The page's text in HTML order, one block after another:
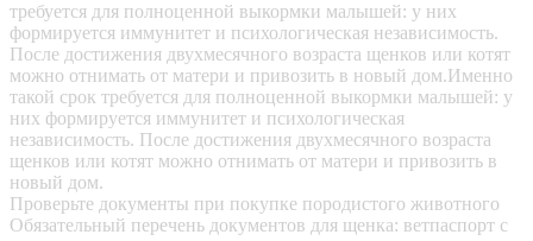
требуется для полноценной выкормки малышей: у них
формируется иммунитет и психологическая независимость.
После достижения двухмесячного возраста щенков или котят
можно отнимать от матери и привозить в новый дом.Именно
такой срок требуется для полноценной выкормки малышей: у
них формируется иммунитет и психологическая
независимость. После достижения двухмесячного возраста
щенков или котят можно отнимать от матери и привозить в
новый дом.
Проверьте документы при покупке породистого животного
Обязательный перечень документов для щенка: ветпаспорт с